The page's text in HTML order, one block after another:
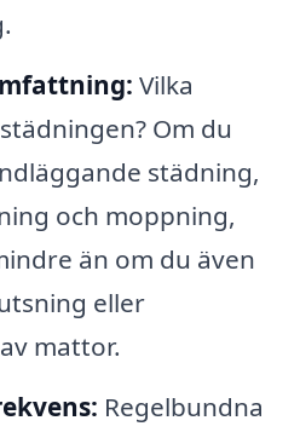
Vilka
Om du
städning,
och moppning,
än om du även
eller
mattor.
Regelbundna